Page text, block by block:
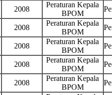
2008
Peraturan Kepala
BPOM
2008
Peraturan Kepala
BPOM
2008
Peraturan Kepala
BPOM
2008
Peraturan Kepala
BPOM
2008
Peraturan Kepala
BPOM